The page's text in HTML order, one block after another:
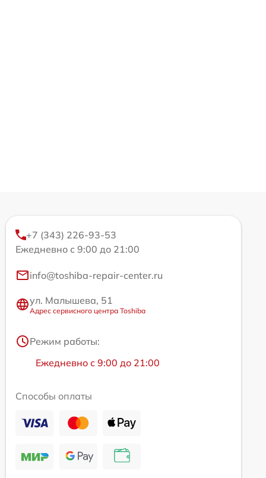
+7 (343) 226-93-53
Ежедневно с 9:00 до 21:00
info@toshiba-repair-center.ru
ул. Малышева, 51
Адрес сервисного центра Toshiba
Режим работы:
Ежедневно с 9:00 до 21:00
Способы оплаты